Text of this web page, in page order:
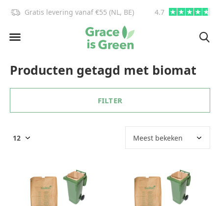
Gratis levering vanaf €55 (NL, BE) 4.7
Producten getagd met biomat
FILTER